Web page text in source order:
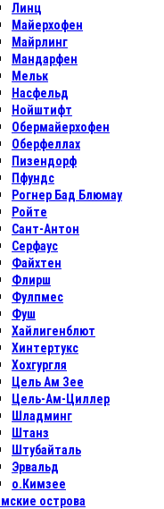
Линц
Майерхофен
Майрлинг
Мандарфен
Мельк
Насфельд
Нойштифт
Обермайерхофен
Оберфеллах
Пизендорф
Пфундс
Рогнер Бад Блюмау
Ройте
Сант-Антон
Серфаус
Файхтен
Флирш
Фулпмес
Фуш
Хайлигенблют
Хинтертукс
Хохгургля
Цель Ам Зее
Цель-Ам-Циллер
Шладминг
Штанз
Штубайталь
Эрвальд
о.Кимзее
острова